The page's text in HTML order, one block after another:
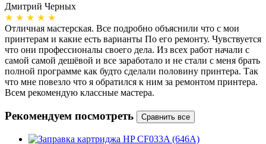
Дмитрий Черных
★ ★ ★ ★ ★
Отличная мастерская. Все подробно объяснили что с мои
принтерам и какие есть варианты По его ремонту. Чувствуется
что они профессионалы своего дела. Из всех работ начали с
самой самой дешёвой и все заработало и не стали с меня брать
полной программе как будто сделали половину принтера. Так
что мне повезло что я обратился к ним за ремонтом принтера.
Всем рекомендую классные мастера.
Рекомендуем посмотреть